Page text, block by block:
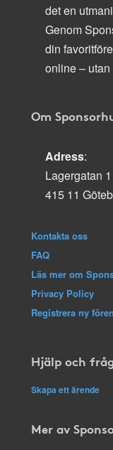
det en
Genom
din
online – utan
Om
Adress:
Lagergatan
415 11
Kontakta oss
FAQ
Läs mer om
Privacy Policy
Registrera ny
Hjälp och
Skapa ett ärende
Mer av